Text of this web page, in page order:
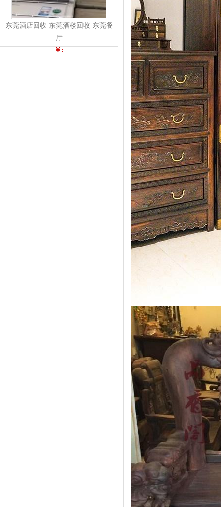
东莞酒店回收 东莞酒楼回收 东莞餐
厅
￥: